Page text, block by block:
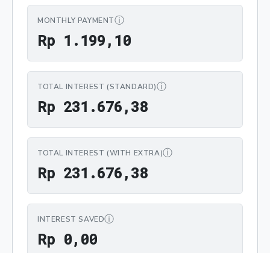
MONTHLY PAYMENTⓘ
Rp 1 .199, 10Rp 1.199,10
TOTAL INTEREST (STANDARD)ⓘ
Rp 231 .676,38Rp 231.676,38
TOTAL INTEREST (WITH EXTRA)ⓘ
Rp 231 .676,38Rp 231.676,38
INTEREST SAVEDⓘ
Rp 0, 00Rp 0,00